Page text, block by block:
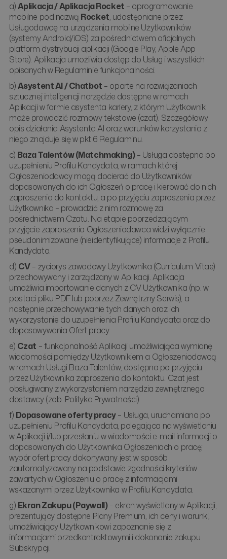
a)Aplikacja / Aplikacja Rocket – oprogramowanie
mobilne pod nazwą Rocket, udostępniane przez
Usługodawcę na urządzenia mobilne Użytkowników
(systemy Android/iOS) za pośrednictwem oficjalnych
platform dystrybucji aplikacji (Google Play, Apple App
Store). Aplikacja umożliwia dostęp do Usług i wszystkich
opisanych w Regulaminie funkcjonalności.
b)Asystent AI / Chatbot – oparte na rozwiązaniach
sztucznej inteligencji narzędzie dostępne w ramach
Aplikacji w formie asystenta kariery, z którym Użytkownik
może prowadzić rozmowy tekstowe (czat). Szczegółowy
opis działania Asystenta AI oraz warunków korzystania z
niego znajduje się w pkt 6 Regulaminu.
c) Baza Talentów (Matchmaking)– Usługa dostępna po
uzupełnieniu Profilu Kandydata, w ramach której
Ogłoszeniodawcy mogą docierać do Użytkowników
dopasowanych do ich Ogłoszeń o pracę i kierować do nich
zaproszenia do kontaktu, a po przyjęciu zaproszenia przez
Użytkownika – prowadzić z nim rozmowę za
pośrednictwem Czatu. Na etapie poprzedzającym
przyjęcie zaproszenia Ogłoszeniodawca widzi wyłącznie
pseudonimizowane (nieidentyfikujące) informacje z Profilu
Kandydata.
d) CV– życiorys zawodowy Użytkownika (Curriculum Vitae)
przechowywany i zarządzany w Aplikacji. Aplikacja
umożliwia importowanie danych z CV Użytkownika (np. w
postaci pliku PDF lub poprzez Zewnętrzny Serwis), a
następnie przechowywanie tych danych oraz ich
wykorzystanie do uzupełnienia Profilu Kandydata oraz do
dopasowywania Ofert pracy.
e) Czat – funkcjonalność Aplikacji umożliwiająca wymianę
wiadomości pomiędzy Użytkownikiem a Ogłoszeniodawcą
w ramach Usługi Baza Talentów, dostępna po przyjęciu
przez Użytkownika zaproszenia do kontaktu. Czat jest
obsługiwany z wykorzystaniem narzędzia zewnętrznego
dostawcy (zob. Polityka Prywatności).
f) Dopasowane oferty pracy– Usługa, uruchamiana po
uzupełnieniu Profilu Kandydata, polegająca na wyświetlaniu
w Aplikacji i/lub przesłaniu w wiadomości e-mail informacji o
dopasowanych do Użytkownika Ogłoszeniach o pracę;
wybór ofert pracy dokonywany jest w sposób
zautomatyzowany na podstawie zgodności kryteriów
zawartych w Ogłoszeniu o pracę z informacjami
wskazanymi przez Użytkownika w Profilu Kandydata.
g) Ekran Zakupu (Paywall)– ekran wyświetlany w Aplikacji,
prezentujący dostępne Plany Premium, ich ceny i warunki,
umożliwiający Użytkownikowi zapoznanie się z
informacjami przedkontraktowymi i dokonanie zakupu
Subskrypcji.